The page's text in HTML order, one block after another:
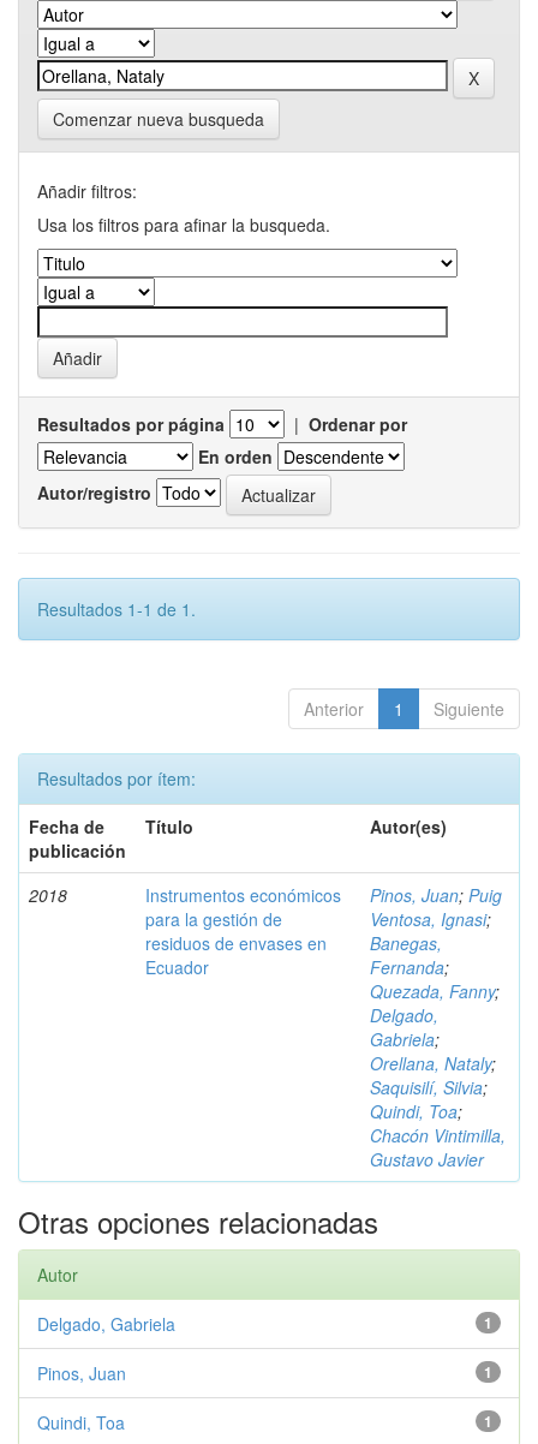
Comenzar nueva busqueda
Añadir filtros:
Usa los filtros para afinar la busqueda.
Resultados por página | Ordenar por
En orden
Autor/registro
Resultados 1-1 de 1.
Anterior 1 Siguiente
Resultados por ítem:
Fecha de
publicación
Título Autor(es)
2018
Instrumentos económicos
para la gestión de
residuos de envases en
Ecuador
Pinos, Juan; Puig
Ventosa, Ignasi;
Banegas,
Fernanda;
Quezada, Fanny;
Delgado,
Gabriela;
Orellana, Nataly;
Saquisilí, Silvia;
Quindi, Toa;
Chacón Vintimilla,
Gustavo Javier
Otras opciones relacionadas
Autor
1
Delgado, Gabriela
1
Pinos, Juan
1
Quindi, Toa